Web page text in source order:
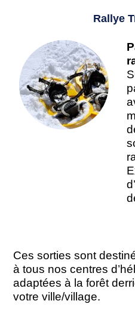
Rallye
Ces sorties sont
à tous nos centres
adaptées à la forêt
votre ville/village.